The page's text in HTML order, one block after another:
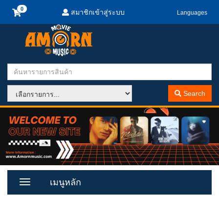
สมาชิกเข้าสู่ระบบ Languages
Search
Toggle
เมนูหลัก